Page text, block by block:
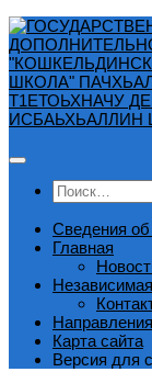
Перейти
к
содержимому
Найти:
Сведения об
Главная
Карта сайта
Версия для